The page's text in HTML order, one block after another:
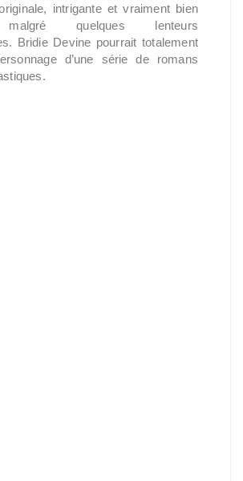
intrigante et vraiment bien
malgré quelques lenteurs
Bridie Devine pourrait totalement
d’une série de romans